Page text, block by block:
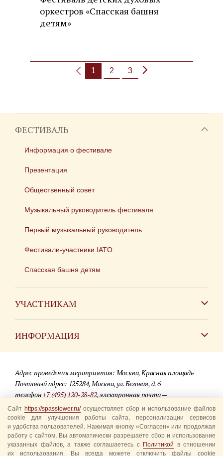
оркестров «Спасская башня
детям»
1 2 3
ФЕСТИВАЛЬ
Информация о фестивале
Презентация
Общественный совет
Музыкальный руководитель фестиваля
Первый музыкальный руководитель
Фестивали-участники IATO
Спасская башня детям
УЧАСТНИКАМ
ИНФОРМАЦИЯ
Для СМИ
Где купить билеты
Акции
Вопрос-ответ
Адрес проведения мероприятия: Москва, Красная площадь
Почтовый адрес: 125284, Москва, ул. Беговая, д. 6
телефон+7 (495) 120-28-82, электронная почта —
info@spasstower.ru
© 2009-2025 Официальный сайт фестиваля «Спасская башня»
Разработка сайта —студия «Сибирикс»
Сайт https://spasstower.ru/осуществляет сбор и использование файлов
cookie для улучшения работы сайта, персонализации сервисов
и удобства пользователей. Нажимая кнопку «Согласен» или продолжая
работу с сайтом, Вы автоматически разрешаете сбор и использование
указанных файлов, а также соглашаетесь с Политикой в отношении
их использования. Вы всегда можете отключить файлы cookie